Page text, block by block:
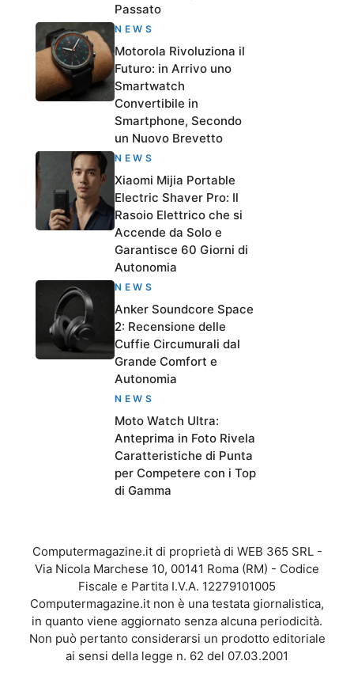
Passato
NEWS
Motorola Rivoluziona il
Futuro: in Arrivo uno
Smartwatch
Convertibile in
Smartphone, Secondo
un Nuovo Brevetto
NEWS
Xiaomi Mijia Portable
Electric Shaver Pro: Il
Rasoio Elettrico che si
Accende da Solo e
Garantisce 60 Giorni di
Autonomia
NEWS
Anker Soundcore Space
2: Recensione delle
Cuffie Circumurali dal
Grande Comfort e
Autonomia
NEWS
Moto Watch Ultra:
Anteprima in Foto Rivela
Caratteristiche di Punta
per Competere con i Top
di Gamma
Computermagazine.it di proprietà di WEB 365 SRL -
Via Nicola Marchese 10, 00141 Roma (RM) - Codice
Fiscale e Partita I.V.A. 12279101005
Computermagazine.it non è una testata giornalistica,
in quanto viene aggiornato senza alcuna periodicità.
Non può pertanto considerarsi un prodotto editoriale
ai sensi della legge n. 62 del 07.03.2001